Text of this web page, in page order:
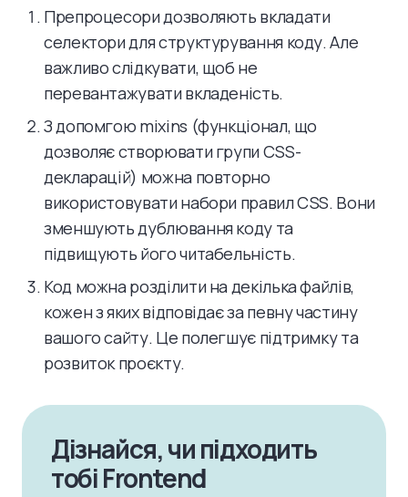
Препроцесори дозволяють вкладати
селектори для структурування коду. Але
важливо слідкувати, щоб не
перевантажувати вкладеність.
З допомгою mixins (функціонал, що
дозволяє створювати групи CSS-
декларацій) можна повторно
використовувати набори правил CSS. Вони
зменшують дублювання коду та
підвищують його читабельність.
Код можна розділити на декілька файлів,
кожен з яких відповідає за певну частину
вашого сайту. Це полегшує підтримку та
розвиток проєкту.
Дізнайся, чи підходить
тобі Frontend